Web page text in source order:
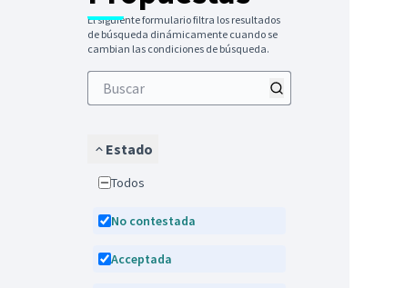
El siguiente formulario filtra los resultados
de búsqueda dinámicamente cuando se
cambian las condiciones de búsqueda.
Estado
Todos
No contestada
Acceptada